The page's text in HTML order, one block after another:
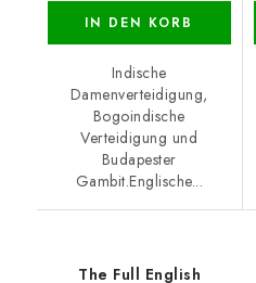
IN DEN KORB
Indische
Damenverteidigung,
Bogoindische
Verteidigung und
Budapester
Gambit.Englische...
The Full English